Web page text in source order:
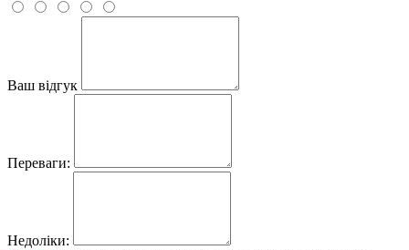
Ваш відгук
Переваги:
Недоліки: